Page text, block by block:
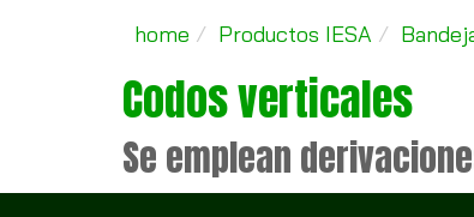
home Productos IESA
Codos verticales
Se emplean